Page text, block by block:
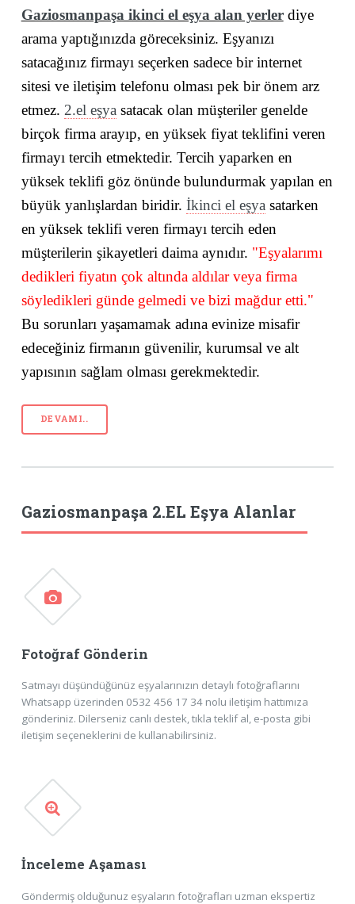
Gaziosmanpaşa ikinci el eşya alan yerlerdiye
arama yaptığınızda göreceksiniz. Eşyanızı
satacağınız firmayı seçerken sadece bir internet
sitesi ve iletişim telefonu olması pek bir önem arz
etmez. 2.el eşya satacak olan müşteriler genelde
birçok firma arayıp, en yüksek fiyat teklifini veren
firmayı tercih etmektedir. Tercih yaparken en
yüksek teklifi göz önünde bulundurmak yapılan en
büyük yanlışlardan biridir. İkinci el eşya satarken
en yüksek teklifi veren firmayı tercih eden
müşterilerin şikayetleri daima aynıdır. "Eşyalarımı
dedikleri fiyatın çok altında aldılar veya firma
söyledikleri günde gelmedi ve bizi mağdur etti."
Bu sorunları yaşamamak adına evinize misafir
edeceğiniz firmanın güvenilir, kurumsal ve alt
yapısının sağlam olması gerekmektedir.
DEVAMI..
Gaziosmanpaşa 2.EL Eşya Alanlar
Fotoğraf Gönderin
Satmayı düşündüğünüz eşyalarınızın detaylı fotoğraflarını
Whatsapp üzerinden 0532 456 17 34 nolu iletişim hattımıza
gönderiniz. Dilerseniz canlı destek, tıkla teklif al, e-posta gibi
iletişim seçeneklerini de kullanabilirsiniz.
İnceleme Aşaması
Göndermiş olduğunuz eşyaların fotoğrafları uzman ekspertiz